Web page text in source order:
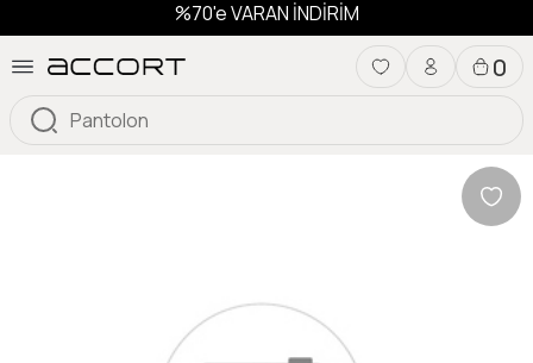
%70'e VARAN İNDİRİM
0